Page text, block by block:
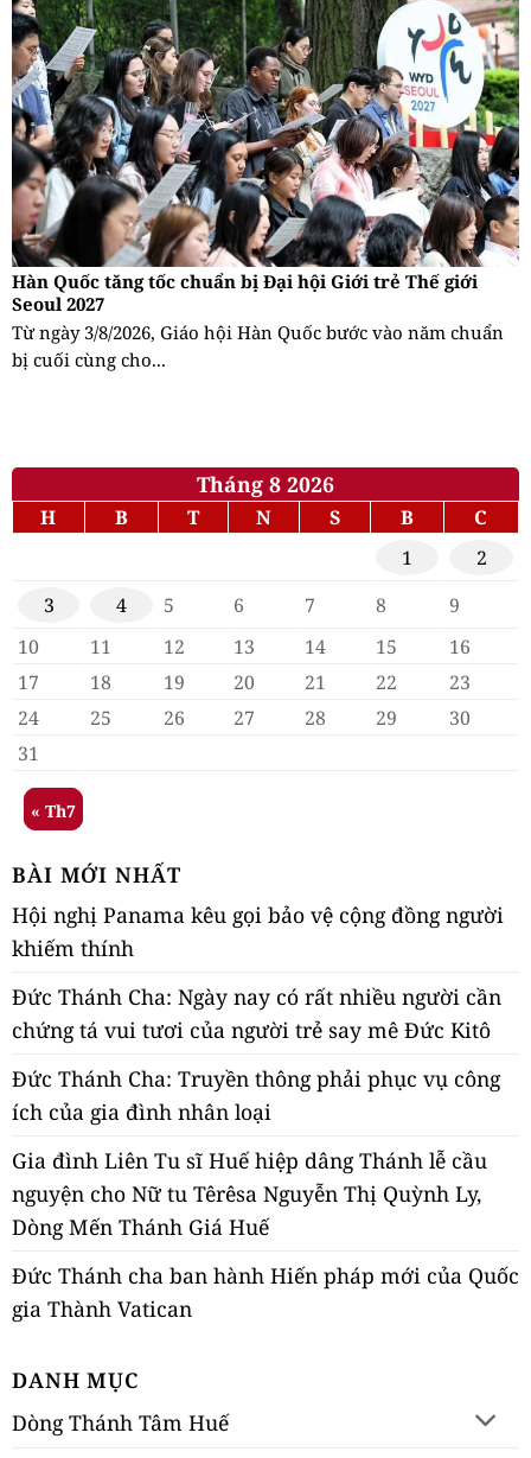
Hàn Quốc tăng tốc chuẩn bị Đại hội Giới trẻ Thế giới
Seoul 2027
Từ ngày 3/8/2026, Giáo hội Hàn Quốc bước vào năm chuẩn
bị cuối cùng cho...
Tháng 8 2026
H B T N S B
C
1
2
3
4 5 6 7 8
9
10
11 12 13 14 15
16
17
18 19 20 21 22
23
24
25 26 27 28 29
30
31
« Th7
BÀI MỚI NHẤT
Hội nghị Panama kêu gọi bảo vệ cộng đồng người
khiếm thính
Đức Thánh Cha: Ngày nay có rất nhiều người cần
chứng tá vui tươi của người trẻ say mê Đức Kitô
Đức Thánh Cha: Truyền thông phải phục vụ công
ích của gia đình nhân loại
Gia đình Liên Tu sĩ Huế hiệp dâng Thánh lễ cầu
nguyện cho Nữ tu Têrêsa Nguyễn Thị Quỳnh Ly,
Dòng Mến Thánh Giá Huế
Đức Thánh cha ban hành Hiến pháp mới của Quốc
gia Thành Vatican
DANH MỤC
Dòng Thánh Tâm Huế